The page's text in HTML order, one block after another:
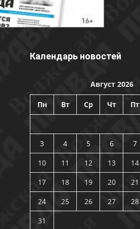
Календарь новостей
Август 2026
Пн Вт Ср Чт Пт
3
4 5 6 7
10
11 12 13 14
17
18 19 20 21
24
25 26 27 28
31